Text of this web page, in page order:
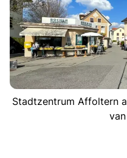
Stadtzentrum Affoltern